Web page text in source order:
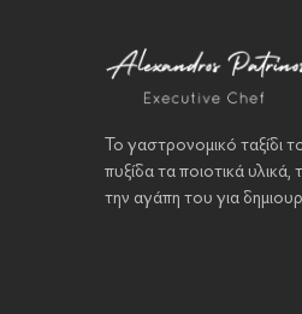
Το γαστρονομικό ταξίδι
πυξίδα τα ποιοτικά υλικά,
την αγάπη του για